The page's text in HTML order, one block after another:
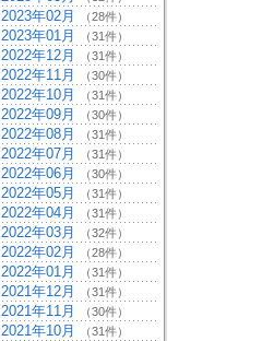
2023年02月 （28件）
2023年01月 （31件）
2022年12月 （31件）
2022年11月 （30件）
2022年10月 （31件）
2022年09月 （30件）
2022年08月 （31件）
2022年07月 （31件）
2022年06月 （30件）
2022年05月 （31件）
2022年04月 （31件）
2022年03月 （32件）
2022年02月 （28件）
2022年01月 （31件）
2021年12月 （31件）
2021年11月 （30件）
2021年10月 （31件）